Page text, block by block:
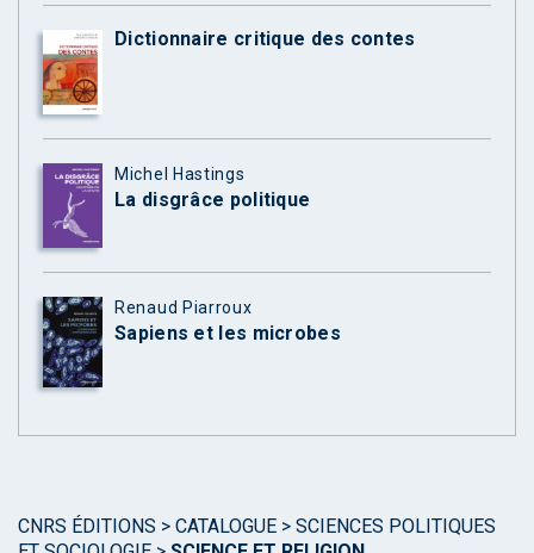
Dictionnaire critique des contes
Michel Hastings
La disgrâce politique
Renaud Piarroux
Sapiens et les microbes
CNRS ÉDITIONS > CATALOGUE > SCIENCES POLITIQUES